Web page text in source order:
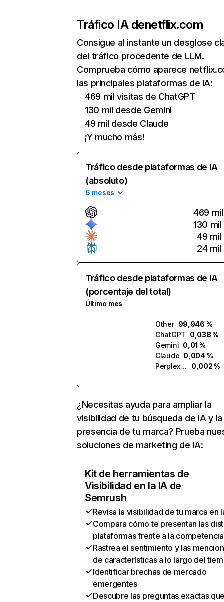
Tráfico IA denetflix.com
Consigue al instante un desglose
del tráfico procedente de LLM.
Comprueba cómo aparece
las principales plataformas de IA:
469 mil visitas de ChatGPT
130 mil desde Gemini
49 mil desde Claude
¡Y mucho más!
Tráfico desde plataformas de IA
(absoluto)
6 meses
469 mil
130 mil
49 mil
24 mil
Tráfico desde plataformas de IA
(porcentaje del total)
Último mes
Other 99,946 %
ChatGPT 0,038 %
Gemini 0,01 %
Claude 0,004 %
Perplexity
0,002 %
¿Necesitas ayuda para ampliar la
visibilidad de tu búsqueda de IA y la
presencia de tu marca? Prueba
soluciones de marketing de IA:
Kit de herramientas de
Visibilidad en la IA de
Semrush
Revisa la visibilidad de tu marca en
Compara cómo te presentan las
plataformas frente a la competencia
Rastrea el sentimiento y las
de características a lo largo del
Identificar brechas de mercado
emergentes
Descubre las preguntas exactas